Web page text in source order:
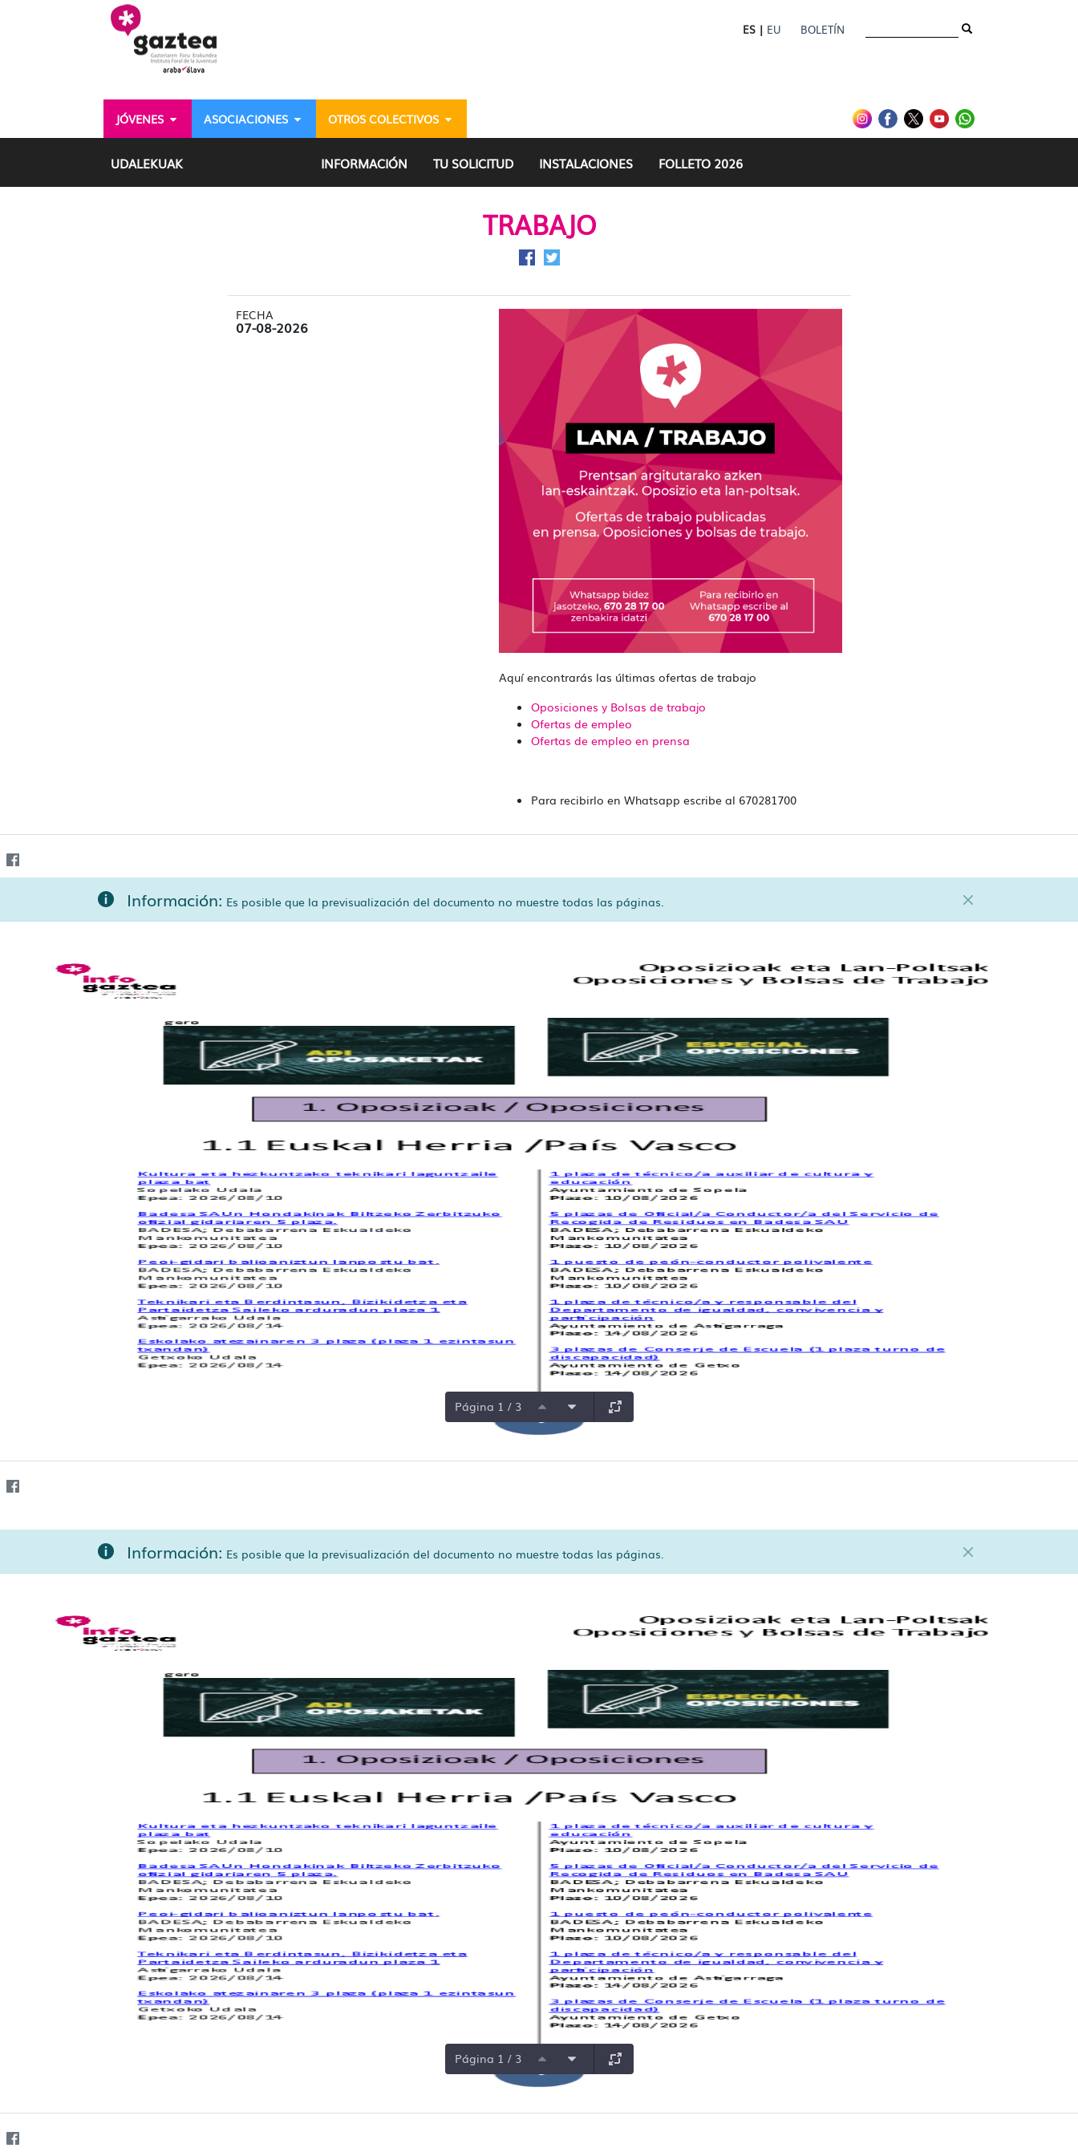
Saltar al contenido principal
ES | EU BOLETÍN
JÓVENES ASOCIACIONES OTROS COLECTIVOS
Detalle instalaciones Udalekuak - gazteria
UDALEKUAK INFORMACIÓN TU SOLICITUD INSTALACIONES FOLLETO 2026
TRABAJO
Compartir en Facebook
Compartir en Twitter
FECHA
07-08-2026
Aquí encontrarás las últimas ofertas de trabajo
Oposiciones y Bolsas de trabajo
Ofertas de empleo
Ofertas de empleo en prensa
Para recibirlo en Whatsapp escribe al 670281700
Información: Es posible que la previsualización del documento no muestre todas las páginas.
Página 1 / 3
Información: Es posible que la previsualización del documento no muestre todas las páginas.
Página 1 / 3